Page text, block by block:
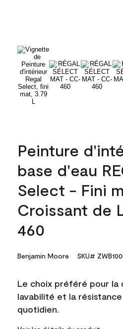
Peinture
base d'eau
Select - Fini
Croissant de
460
Benjamin Moore SKU#
Le choix préféré pour la
lavabilité et la résistance
quotidien.